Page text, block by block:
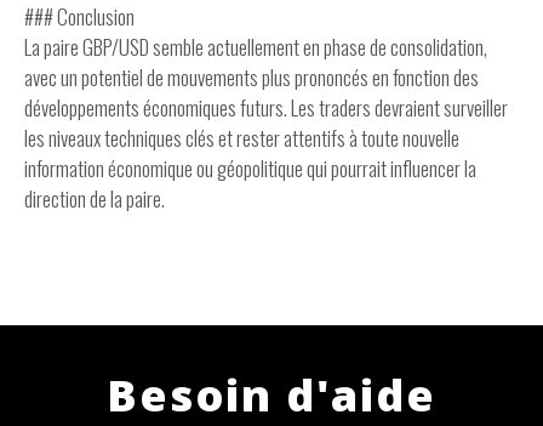
### Conclusion
La paire GBP/USD semble actuellement en phase de consolidation,
avec un potentiel de mouvements plus prononcés en fonction des
développements économiques futurs. Les traders devraient surveiller
les niveaux techniques clés et rester attentifs à toute nouvelle
information économique ou géopolitique qui pourrait influencer la
direction de la paire.
Besoin d'aide